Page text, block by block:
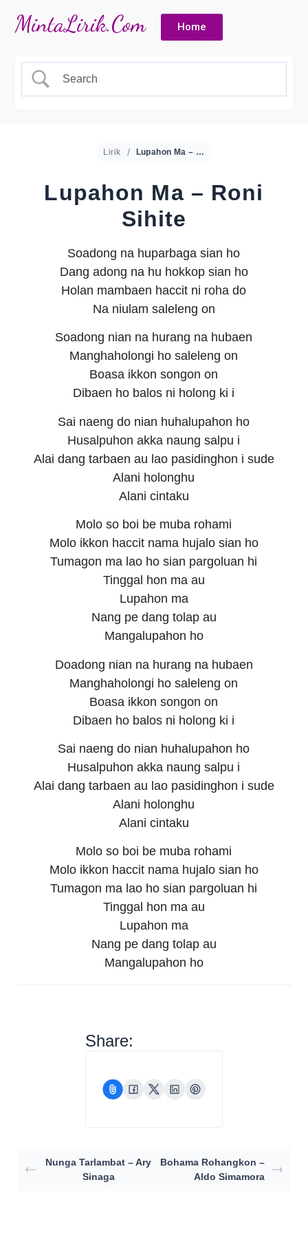
Home
Lirik Lupahon Ma – Roni Sihite
Lupahon Ma – Roni
Sihite
Soadong na huparbaga sian ho
Dang adong na hu hokkop sian ho
Holan mambaen haccit ni roha do
Na niulam saleleng on
Soadong nian na hurang na hubaen
Manghaholongi ho saleleng on
Boasa ikkon songon on
Dibaen ho balos ni holong ki i
Sai naeng do nian huhalupahon ho
Husalpuhon akka naung salpu i
Alai dang tarbaen au lao pasidinghon i sude
Alani holonghu
Alani cintaku
Molo so boi be muba rohami
Molo ikkon haccit nama hujalo sian ho
Tumagon ma lao ho sian pargoluan hi
Tinggal hon ma au
Lupahon ma
Nang pe dang tolap au
Mangalupahon ho
Doadong nian na hurang na hubaen
Manghaholongi ho saleleng on
Boasa ikkon songon on
Dibaen ho balos ni holong ki i
Sai naeng do nian huhalupahon ho
Husalpuhon akka naung salpu i
Alai dang tarbaen au lao pasidinghon i sude
Alani holonghu
Alani cintaku
Molo so boi be muba rohami
Molo ikkon haccit nama hujalo sian ho
Tumagon ma lao ho sian pargoluan hi
Tinggal hon ma au
Lupahon ma
Nang pe dang tolap au
Mangalupahon ho
Share:
Nunga Tarlambat – Ary
Sinaga
Bohama Rohangkon –
Aldo Simamora